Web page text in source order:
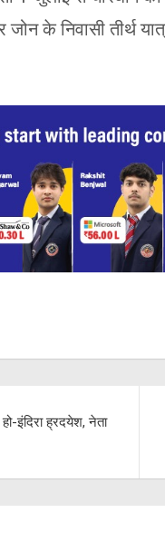
के निवासी तीर्थ
इंदिरा ह्रदयेश, नेता